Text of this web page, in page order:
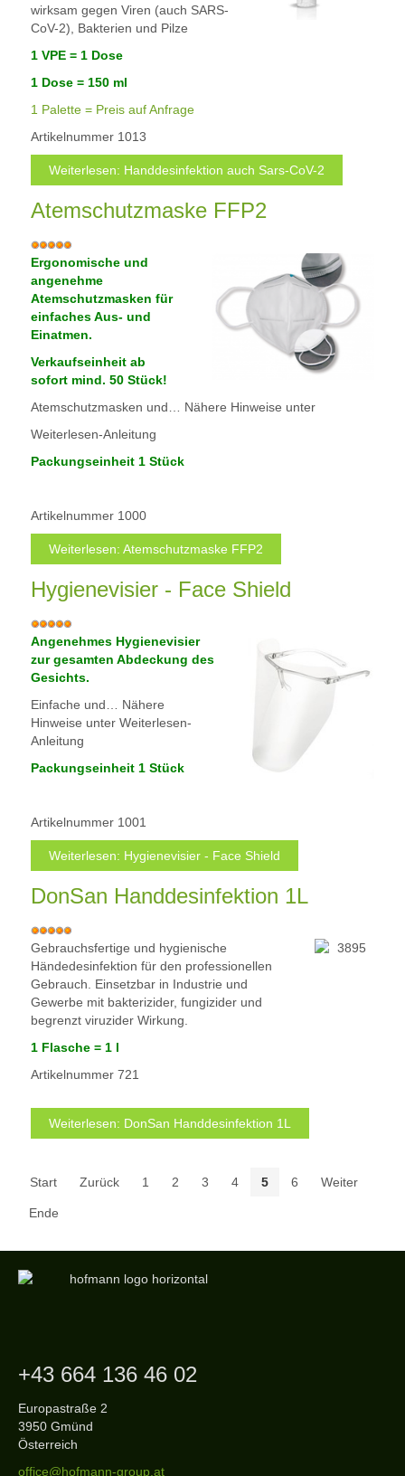
n
:
/
wirksam gegen Viren (auch SARS-
CoV-2), Bakterien und Pilze
1 VPE = 1 Dose
1 Dose = 150 ml
1 Palette = Preis auf Anfrage
Artikelnummer 1013
Weiterlesen: Handdesinfektion auch Sars-CoV-2
Atemschutzmaske FFP2
B
e
w
e
r
t
n
g
:
5
5
Ergonomische und
angenehme
Atemschutzmasken für
einfaches Aus- und
Einatmen.
Verkaufseinheit ab
sofort mind. 50 Stück!
Atemschutzmasken und… Nähere Hinweise unter
Weiterlesen-Anleitung
Packungseinheit 1 Stück
Artikelnummer 1000
Weiterlesen: Atemschutzmaske FFP2
Hygienevisier - Face Shield
B
e
w
e
t
u
n
g
5
5
Angenehmes Hygienevisier
zur gesamten Abdeckung des
Gesichts.
Einfache und… Nähere
Hinweise unter Weiterlesen-
Anleitung
Packungseinheit 1 Stück
Artikelnummer 1001
Weiterlesen: Hygienevisier - Face Shield
DonSan Handdesinfektion 1L
B
e
w
e
r
t
n
g
Gebrauchsfertige und hygienische
Händedesinfektion für den professionellen
Gebrauch. Einsetzbar in Industrie und
Gewerbe mit bakterizider, fungizider und
begrenzt viruzider Wirkung.
1 Flasche = 1 l
Artikelnummer 721
Weiterlesen: DonSan Handdesinfektion 1L
Start Zurück 1 2 3 4 5 6 Weiter
Ende
+43 664 136 46 02
Europastraße 2
3950 Gmünd
Österreich
office@hofmann-group.at